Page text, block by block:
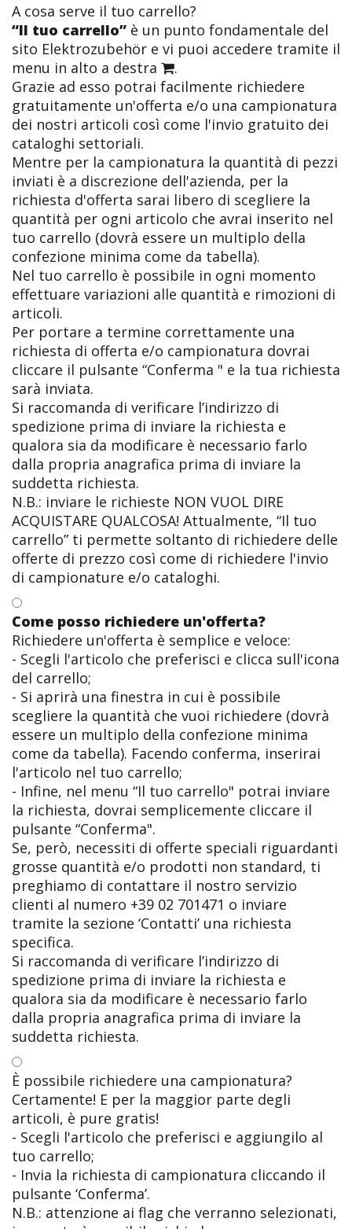
A cosa serve il tuo carrello?
“Il tuo carrello” è un punto fondamentale del
sito Elektrozubehör e vi puoi accedere tramite il
menu in alto a destra
.
Grazie ad esso potrai facilmente richiedere
gratuitamente un'offerta e/o una campionatura
dei nostri articoli così come l'invio gratuito dei
cataloghi settoriali.
Mentre per la campionatura la quantità di pezzi
inviati è a discrezione dell'azienda, per la
richiesta d'offerta sarai libero di scegliere la
quantità per ogni articolo che avrai inserito nel
tuo carrello (dovrà essere un multiplo della
confezione minima come da tabella).
Nel tuo carrello è possibile in ogni momento
effettuare variazioni alle quantità e rimozioni di
articoli.
Per portare a termine correttamente una
richiesta di offerta e/o campionatura dovrai
cliccare il pulsante “Conferma " e la tua richiesta
sarà inviata.
Si raccomanda di verificare l’indirizzo di
spedizione prima di inviare la richiesta e
qualora sia da modificare è necessario farlo
dalla propria anagrafica prima di inviare la
suddetta richiesta.
N.B.: inviare le richieste NON VUOL DIRE
ACQUISTARE QUALCOSA! Attualmente, “Il tuo
carrello” ti permette soltanto di richiedere delle
offerte di prezzo così come di richiedere l'invio
di campionature e/o cataloghi.
Come posso richiedere un'offerta?
Richiedere un'offerta è semplice e veloce:
- Scegli l'articolo che preferisci e clicca sull'icona
del carrello;
- Si aprirà una finestra in cui è possibile
scegliere la quantità che vuoi richiedere (dovrà
essere un multiplo della confezione minima
come da tabella). Facendo conferma, inserirai
l'articolo nel tuo carrello;
- Infine, nel menu “Il tuo carrello" potrai inviare
la richiesta, dovrai semplicemente cliccare il
pulsante “Conferma".
Se, però, necessiti di offerte speciali riguardanti
grosse quantità e/o prodotti non standard, ti
preghiamo di contattare il nostro servizio
clienti al numero +39 02 701471 o inviare
tramite la sezione ‘Contatti’ una richiesta
specifica.
Si raccomanda di verificare l’indirizzo di
spedizione prima di inviare la richiesta e
qualora sia da modificare è necessario farlo
dalla propria anagrafica prima di inviare la
suddetta richiesta.
È possibile richiedere una campionatura?
Certamente! E per la maggior parte degli
articoli, è pure gratis!
- Scegli l'articolo che preferisci e aggiungilo al
tuo carrello;
- Invia la richiesta di campionatura cliccando il
pulsante ‘Conferma’.
N.B.: attenzione ai flag che verranno selezionati,